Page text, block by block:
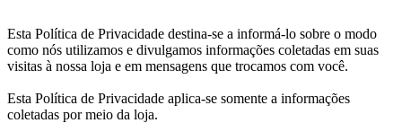
Esta Política de Privacidade destina-se a informá-lo sobre o modo
como nós utilizamos e divulgamos informações coletadas em suas
visitas à nossa loja e em mensagens que trocamos com você.
Esta Política de Privacidade aplica-se somente a informações
coletadas por meio da loja.